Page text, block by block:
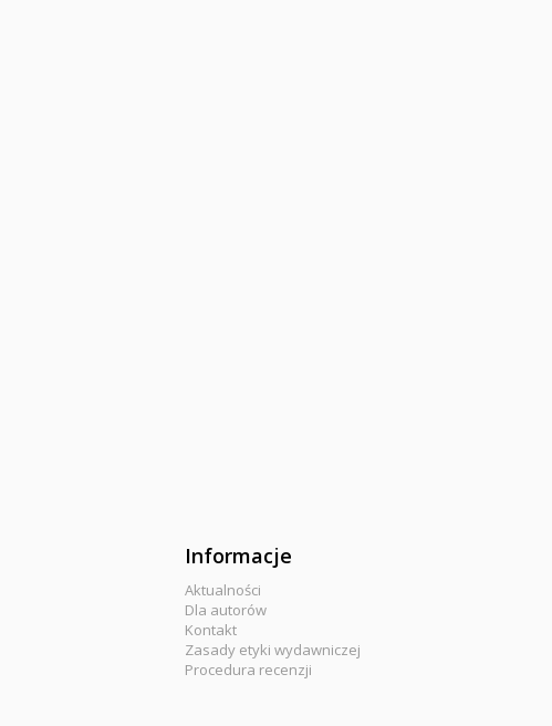
Informacje
Aktualności
Dla autorów
Kontakt
Zasady etyki wydawniczej
Procedura recenzji